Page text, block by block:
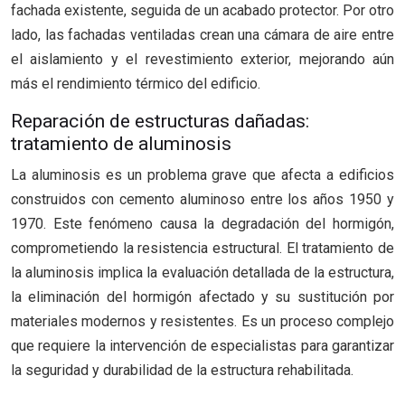
fachada existente, seguida de un acabado protector. Por otro
lado, las fachadas ventiladas crean una cámara de aire entre
el aislamiento y el revestimiento exterior, mejorando aún
más el rendimiento térmico del edificio.
Reparación de estructuras dañadas:
tratamiento de aluminosis
La aluminosis es un problema grave que afecta a edificios
construidos con cemento aluminoso entre los años 1950 y
1970. Este fenómeno causa la degradación del hormigón,
comprometiendo la resistencia estructural. El tratamiento de
la aluminosis implica la evaluación detallada de la estructura,
la eliminación del hormigón afectado y su sustitución por
materiales modernos y resistentes. Es un proceso complejo
que requiere la intervención de especialistas para garantizar
la seguridad y durabilidad de la estructura rehabilitada.